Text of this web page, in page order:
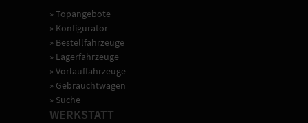
» Topangebote
» Konfigurator
» Bestellfahrzeuge
» Lagerfahrzeuge
» Vorlauffahrzeuge
» Gebrauchtwagen
» Suche
WERKSTATT